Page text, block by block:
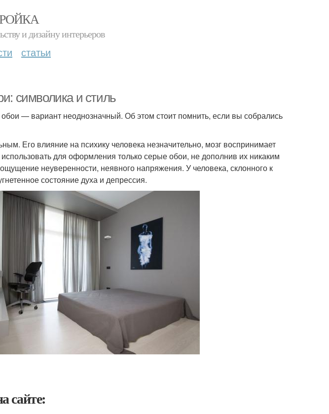
и дизайну интерьеров
статьи
символика и стиль
— вариант неоднозначный. Об этом стоит помнить, если вы собрались
Его влияние на психику человека незначительно, мозг воспринимает
использовать для оформления только серые обои, не дополнив их никаким
неуверенности, неявного напряжения. У человека, склонного к
состояние духа и депрессия.
сайте: